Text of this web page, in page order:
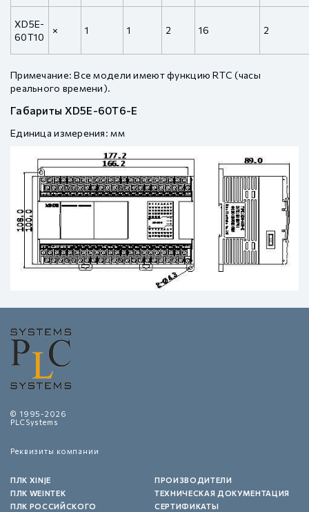
XD5E-
60T10
× 1 1 2 16 2
Примечание: Все модели имеют функцию RTC (часы
реального времени).
Габариты XD5E-60T6-E
Единица измерения: мм
© 1995-2026
PLCSystems
Реквизиты компании
ПЛК XINJE
ПЛК WEINTEK
ПЛК РОССИЙСКОГО
ПРОИЗВОДИТЕЛИ
ТЕХНИЧЕСКАЯ ДОКУМЕНТАЦИЯ
СЕРТИФИКАТЫ